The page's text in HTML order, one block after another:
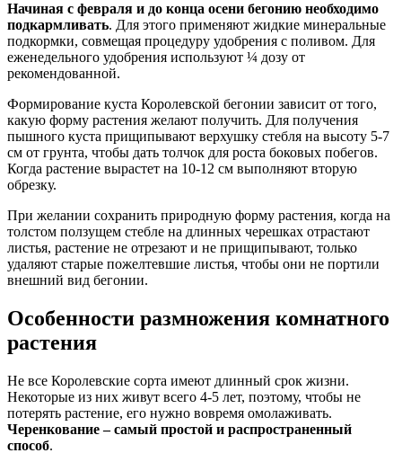
Начиная с февраля и до конца осени бегонию необходимо
подкармливать. Для этого применяют жидкие минеральные
подкормки, совмещая процедуру удобрения с поливом. Для
еженедельного удобрения используют ¼ дозу от
рекомендованной.
Формирование куста Королевской бегонии зависит от того,
какую форму растения желают получить. Для получения
пышного куста прищипывают верхушку стебля на высоту 5-7
см от грунта, чтобы дать толчок для роста боковых побегов.
Когда растение вырастет на 10-12 см выполняют вторую
обрезку.
При желании сохранить природную форму растения, когда на
толстом ползущем стебле на длинных черешках отрастают
листья, растение не отрезают и не прищипывают, только
удаляют старые пожелтевшие листья, чтобы они не портили
внешний вид бегонии.
Особенности размножения комнатного
растения
Не все Королевские сорта имеют длинный срок жизни.
Некоторые из них живут всего 4-5 лет, поэтому, чтобы не
потерять растение, его нужно вовремя омолаживать.
Черенкование – самый простой и распространенный
способ.